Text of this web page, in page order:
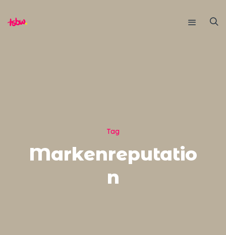
Tag
Markenreputatio
n